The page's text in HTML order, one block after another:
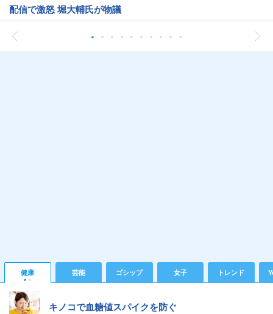
配信で激怒 堀大輔氏が物議
健康 芸能 ゴシップ 女子 トレンド
キノコで血糖値スパイクを防ぐ